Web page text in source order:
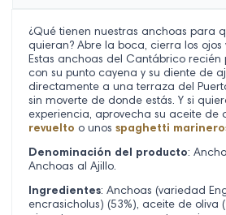
¿Qué tienen nuestras anchoas para
quieran? Abre la boca, cierra los ojos
Estas anchoas del Cantábrico recién
con su punto cayena y su diente de
directamente a una terraza del
sin moverte de donde estás. Y si
experiencia, aprovecha su aceite de
revuelto o unos spaghetti
Denominación del producto:
Anchoas al Ajillo.
Ingredientes: Anchoas (variedad
encrasicholus) (53%), aceite de oliva